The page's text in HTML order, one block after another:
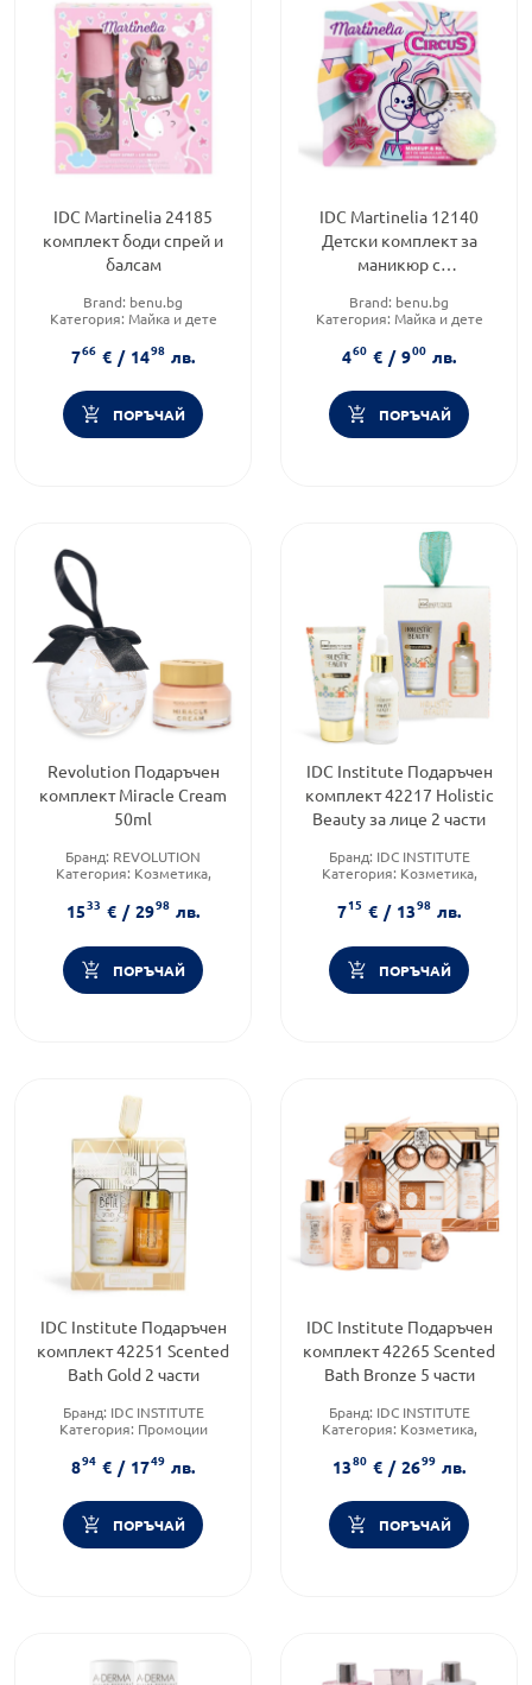
IDC Martinelia 24185
комплект боди спрей и
балсам
Brand: benu.bg
Категория: Майка и дете
комплект
766 € / 1498 лв.
ПОРЪЧАЙ
IDC Martinelia 12140
Детски комплект за
маникюр с
Brand: benu.bg
Категория: Майка и дете
комплект
460 € / 900 лв.
ПОРЪЧАЙ
Revolution Подаръчен
комплект Miracle Cream
50ml
Бранд: REVOLUTION
Категория: Козметика,
Форма на продукта:
комплект
1533 € / 2998 лв.
ПОРЪЧАЙ
IDC Institute Подаръчен
комплект 42217 Holistic
Beauty за лице 2 части
Бранд: IDC INSTITUTE
Категория: Козметика,
Форма на продукта:
комплект
715 € / 1398 лв.
ПОРЪЧАЙ
IDC Institute Подаръчен
комплект 42251 Scented
Bath Gold 2 части
Бранд: IDC INSTITUTE
Категория: Промоции
комплект
894 € / 1749 лв.
ПОРЪЧАЙ
IDC Institute Подаръчен
комплект 42265 Scented
Bath Bronze 5 части
Бранд: IDC INSTITUTE
Категория: Козметика,
Форма на продукта:
комплект
1380 € / 2699 лв.
ПОРЪЧАЙ